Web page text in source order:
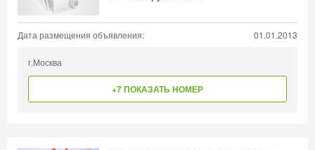
Дата размещения объявления: 01.01.2013
г.Москва
+7 ПОКАЗАТЬ НОМЕР